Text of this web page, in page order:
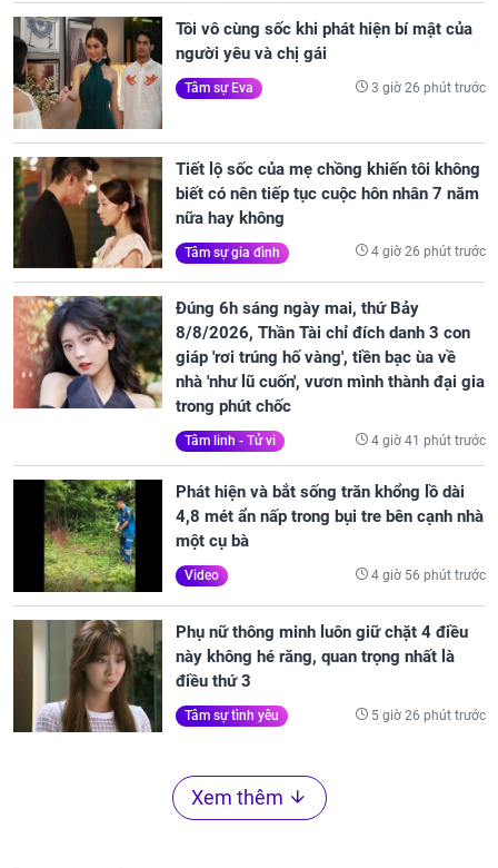
Tôi vô cùng sốc khi phát hiện bí mật của
người yêu và chị gái
Tâm sự Eva 3 giờ 26 phút trước
Tiết lộ sốc của mẹ chồng khiến tôi không
biết có nên tiếp tục cuộc hôn nhân 7 năm
nữa hay không
Tâm sự gia đình 4 giờ 26 phút trước
Đúng 6h sáng ngày mai, thứ Bảy
8/8/2026, Thần Tài chỉ đích danh 3 con
giáp 'rơi trúng hố vàng', tiền bạc ùa về
nhà 'như lũ cuốn', vươn mình thành đại gia
trong phút chốc
Tâm linh - Tử vi 4 giờ 41 phút trước
Phát hiện và bắt sống trăn khổng lồ dài
4,8 mét ẩn nấp trong bụi tre bên cạnh nhà
một cụ bà
Video 4 giờ 56 phút trước
Phụ nữ thông minh luôn giữ chặt 4 điều
này không hé răng, quan trọng nhất là
điều thứ 3
Tâm sự tình yêu 5 giờ 26 phút trước
Xem thêm